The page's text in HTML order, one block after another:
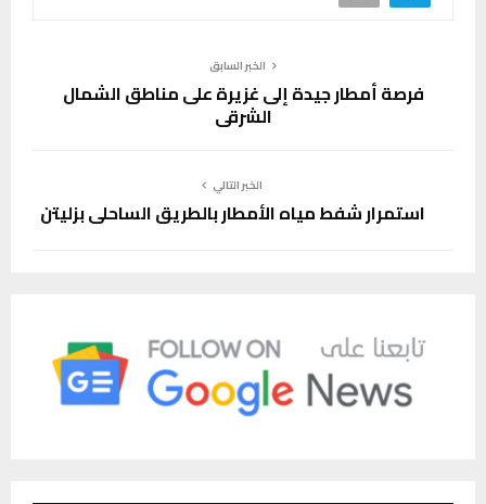
الخبر السابق
فرصة أمطار جيدة إلى غزيرة على مناطق الشمال
الشرقي
الخبر التالي
استمرار شفط مياه الأمطار بالطريق الساحلي بزليتن